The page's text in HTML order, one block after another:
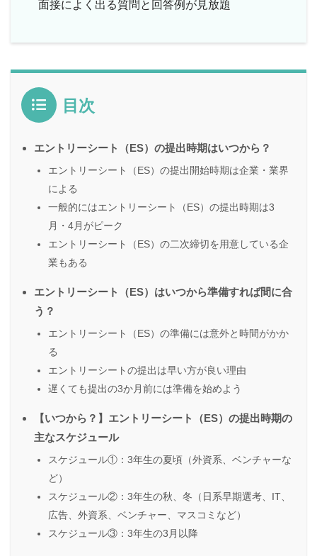
面接によく出る質問と回答例が見放題
目次
エントリーシート（ES）の提出時期はいつから？
エントリーシート（ES）の提出開始時期は企業・業界
による
一般的にはエントリーシート（ES）の提出時期は3
月・4月がピーク
エントリーシート（ES）の二次締切を用意している企
業もある
エントリーシート（ES）はいつから準備すれば間に合
う？
エントリーシート（ES）の準備には意外と時間がかか
る
エントリーシートの提出は早い方が良い理由
遅くても提出の3か月前には準備を始めよう
【いつから？】エントリーシート（ES）の提出時期の
主なスケジュール
スケジュール①：3年生の夏頃（外資系、ベンチャーな
ど）
スケジュール②：3年生の秋、冬（日系早期選考、IT、
広告、外資系、ベンチャー、マスコミなど）
スケジュール③：3年生の3月以降